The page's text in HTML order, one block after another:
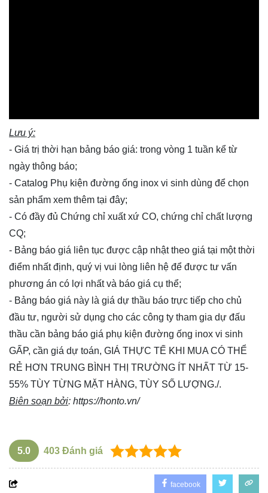
Lưu ý:
- Giá trị thời hạn bảng báo giá: trong vòng 1 tuần kể từ
ngày thông báo;
- Catalog Phụ kiện đường ống inox vi sinh dùng để chọn
sản phẩm xem thêm tại đây;
- Có đầy đủ Chứng chỉ xuất xứ CO, chứng chỉ chất lượng
CQ;
- Bảng báo giá liên tục được cập nhật theo giá tại một thời
điểm nhất định, quý vị vui lòng liên hệ để được tư vấn
phương án có lợi nhất và báo giá cụ thể;
- Bảng báo giá này là giá dự thầu báo trực tiếp cho chủ
đầu tư, người sử dụng cho các công ty tham gia dự đấu
thầu cần bảng báo giá phụ kiện đường ống inox vi sinh
GẤP, cần giá dự toán, GIÁ THỰC TẾ KHI MUA CÓ THỂ
RẺ HƠN TRUNG BÌNH THỊ TRƯỜNG ÍT NHẤT TỪ 15-
55% TÙY TỪNG MẶT HÀNG, TÙY SỐ LƯỢNG./.
Biên soạn bởi: https://honto.vn/
5.0 403 Đánh giá
facebook